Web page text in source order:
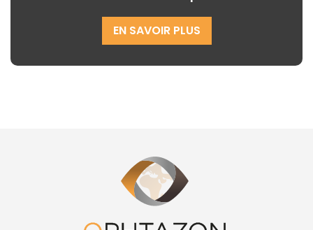
EN SAVOIR PLUS